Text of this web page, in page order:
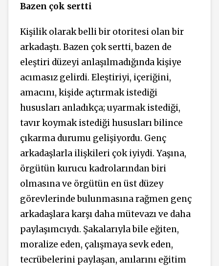
Bazen çok sertti
Kişilik olarak belli bir otoritesi olan bir
arkadaştı. Bazen çok sertti, bazen de
eleştiri düzeyi anlaşılmadığında kişiye
acımasız gelirdi. Eleştiriyi, içeriğini,
amacını, kişide açtırmak istediği
hususları anladıkça; uyarmak istediği,
tavır koymak istediği hususları bilince
çıkarma durumu gelişiyordu. Genç
arkadaşlarla ilişkileri çok iyiydi. Yaşına,
örgütün kurucu kadrolarından biri
olmasına ve örgütün en üst düzey
görevlerinde bulunmasına rağmen genç
arkadaşlara karşı daha mütevazı ve daha
paylaşımcıydı. Şakalarıyla bile eğiten,
moralize eden, çalışmaya sevk eden,
tecrübelerini paylaşan, anılarını eğitim